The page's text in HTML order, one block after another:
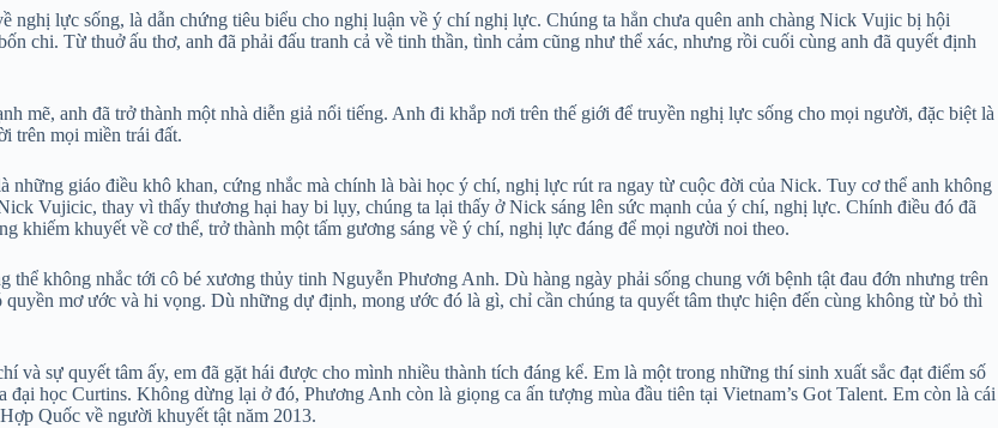
nghị lực sống, là dẫn chứng tiêu biểu cho nghị luận về ý chí nghị lực. Chúng ta hẳn chưa quên anh chàng Nick Vujic bị hội
chi. Từ thuở ấu thơ, anh đã phải đấu tranh cả về tinh thần, tình cảm cũng như thể xác, nhưng rồi cuối cùng anh đã quyết định
mẽ, anh đã trở thành một nhà diễn giả nổi tiếng. Anh đi khắp nơi trên thế giới để truyền nghị lực sống cho mọi người, đặc biệt là
trên mọi miền trái đất.
giáo điều khô khan, cứng nhắc mà chính là bài học ý chí, nghị lực rút ra ngay từ cuộc đời của Nick. Tuy cơ thể anh không
Vujicic, thay vì thấy thương hại hay bi lụy, chúng ta lại thấy ở Nick sáng lên sức mạnh của ý chí, nghị lực. Chính điều đó đã
khiếm khuyết về cơ thể, trở thành một tấm gương sáng về ý chí, nghị lực đáng để mọi người noi theo.
thể không nhắc tới cô bé xương thủy tinh Nguyễn Phương Anh. Dù hàng ngày phải sống chung với bệnh tật đau đớn nhưng trên
mơ ước và hi vọng. Dù những dự định, mong ước đó là gì, chỉ cần chúng ta quyết tâm thực hiện đến cùng không từ bỏ thì
sự quyết tâm ấy, em đã gặt hái được cho mình nhiều thành tích đáng kể. Em là một trong những thí sinh xuất sắc đạt điểm số
học Curtins. Không dừng lại ở đó, Phương Anh còn là giọng ca ấn tượng mùa đầu tiên tại Vietnam’s Got Talent. Em còn là cái
Quốc về người khuyết tật năm 2013.